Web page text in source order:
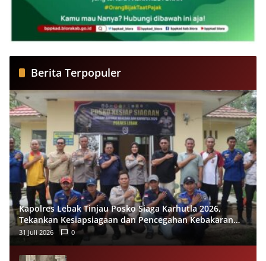
Berita Terpopuler
Kapolres Lebak Tinjau Posko Siaga Karhutla 2026,
Tekankan Kesiapsiagaan dan Pencegahan Kebakaran
Hutan
31 Juli 2026 0